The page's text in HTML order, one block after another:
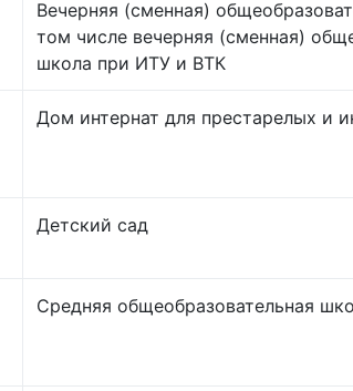
Вечерняя (сменная)
том числе вечерняя (сменная)
школа при ИТУ и ВТК
Дом интернат для престарелых и
Детский сад
Средняя общеобразовательная